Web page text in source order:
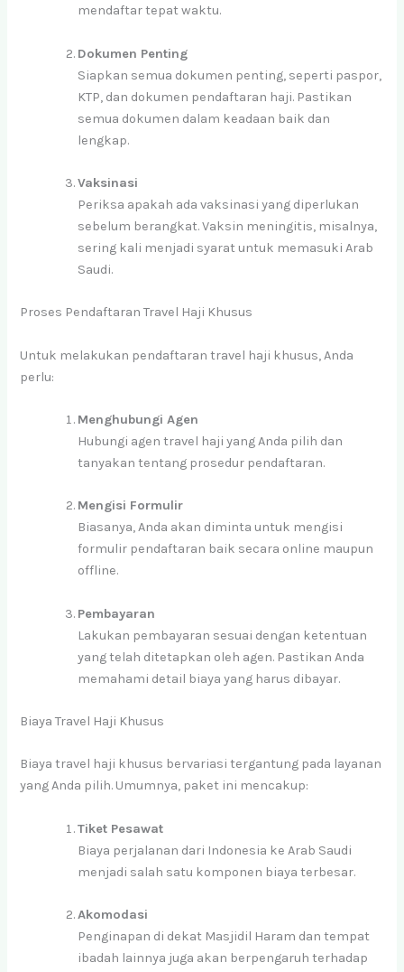
mendaftar tepat waktu.
Dokumen Penting
Siapkan semua dokumen penting, seperti paspor,
KTP, dan dokumen pendaftaran haji. Pastikan
semua dokumen dalam keadaan baik dan
lengkap.
Vaksinasi
Periksa apakah ada vaksinasi yang diperlukan
sebelum berangkat. Vaksin meningitis, misalnya,
sering kali menjadi syarat untuk memasuki Arab
Saudi.
Proses Pendaftaran Travel Haji Khusus
Untuk melakukan pendaftaran travel haji khusus, Anda
perlu:
Menghubungi Agen
Hubungi agen travel haji yang Anda pilih dan
tanyakan tentang prosedur pendaftaran.
Mengisi Formulir
Biasanya, Anda akan diminta untuk mengisi
formulir pendaftaran baik secara online maupun
offline.
Pembayaran
Lakukan pembayaran sesuai dengan ketentuan
yang telah ditetapkan oleh agen. Pastikan Anda
memahami detail biaya yang harus dibayar.
Biaya Travel Haji Khusus
Biaya travel haji khusus bervariasi tergantung pada layanan
yang Anda pilih. Umumnya, paket ini mencakup:
Tiket Pesawat
Biaya perjalanan dari Indonesia ke Arab Saudi
menjadi salah satu komponen biaya terbesar.
Akomodasi
Penginapan di dekat Masjidil Haram dan tempat
ibadah lainnya juga akan berpengaruh terhadap